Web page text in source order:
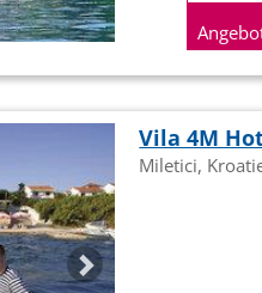
Vila 4M
Miletici,